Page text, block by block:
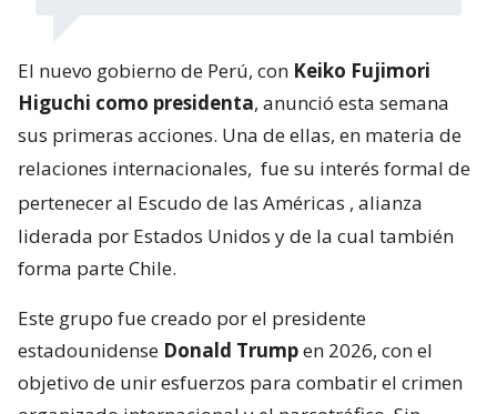
El nuevo gobierno de Perú, con Keiko Fujimori
Higuchi como presidenta, anunció esta semana
sus primeras acciones. Una de ellas, en materia de
relaciones internacionales, fue su interés formal de
pertenecer al Escudo de las Américas , alianza
liderada por Estados Unidos y de la cual también
forma parte Chile.
Este grupo fue creado por el presidente
estadounidense Donald Trumpen 2026, con el
objetivo de unir esfuerzos para combatir el crimen